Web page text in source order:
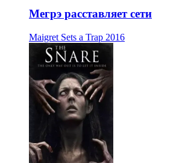
Мегрэ расставляет сети
Maigret Sets a Trap 2016